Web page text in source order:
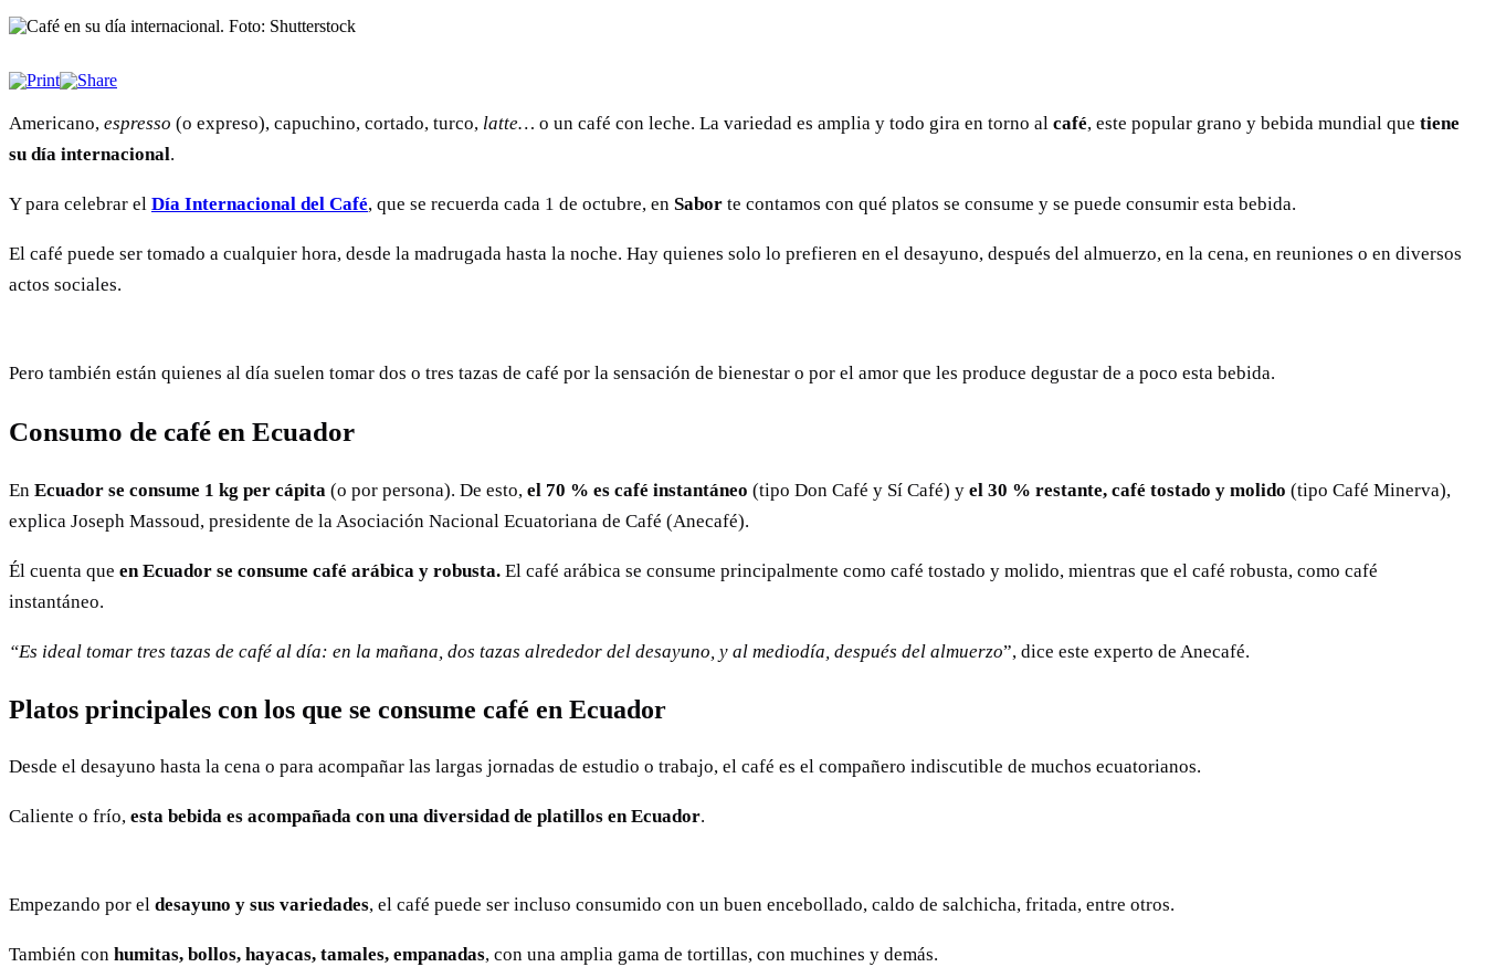
Americano, espresso (o expreso), capuchino, cortado, turco, latte… o un café con leche. La variedad es amplia y todo gira en torno al café, este popular grano y bebida mundial que tiene
su día internacional.
Y para celebrar el Día Internacional del Café, que se recuerda cada 1 de octubre, en Sabor te contamos con qué platos se consume y se puede consumir esta bebida.
El café puede ser tomado a cualquier hora, desde la madrugada hasta la noche. Hay quienes solo lo prefieren en el desayuno, después del almuerzo, en la cena, en reuniones o en diversos
actos sociales.
Pero también están quienes al día suelen tomar dos o tres tazas de café por la sensación de bienestar o por el amor que les produce degustar de a poco esta bebida.
Consumo de café en Ecuador
En Ecuador se consume 1 kg per cápita (o por persona). De esto, el 70 % es café instantáneo (tipo Don Café y Sí Café) y el 30 % restante, café tostado y molido (tipo Café Minerva),
explica Joseph Massoud, presidente de la Asociación Nacional Ecuatoriana de Café (Anecafé).
Él cuenta que en Ecuador se consume café arábica y robusta. El café arábica se consume principalmente como café tostado y molido, mientras que el café robusta, como café
instantáneo.
“Es ideal tomar tres tazas de café al día: en la mañana, dos tazas alrededor del desayuno, y al mediodía, después del almuerzo”, dice este experto de Anecafé.
Platos principales con los que se consume café en Ecuador
Desde el desayuno hasta la cena o para acompañar las largas jornadas de estudio o trabajo, el café es el compañero indiscutible de muchos ecuatorianos.
Caliente o frío, esta bebida es acompañada con una diversidad de platillos en Ecuador.
Empezando por el desayuno y sus variedades, el café puede ser incluso consumido con un buen encebollado, caldo de salchicha, fritada, entre otros.
También con humitas, bollos, hayacas, tamales, empanadas, con una amplia gama de tortillas, con muchines y demás.